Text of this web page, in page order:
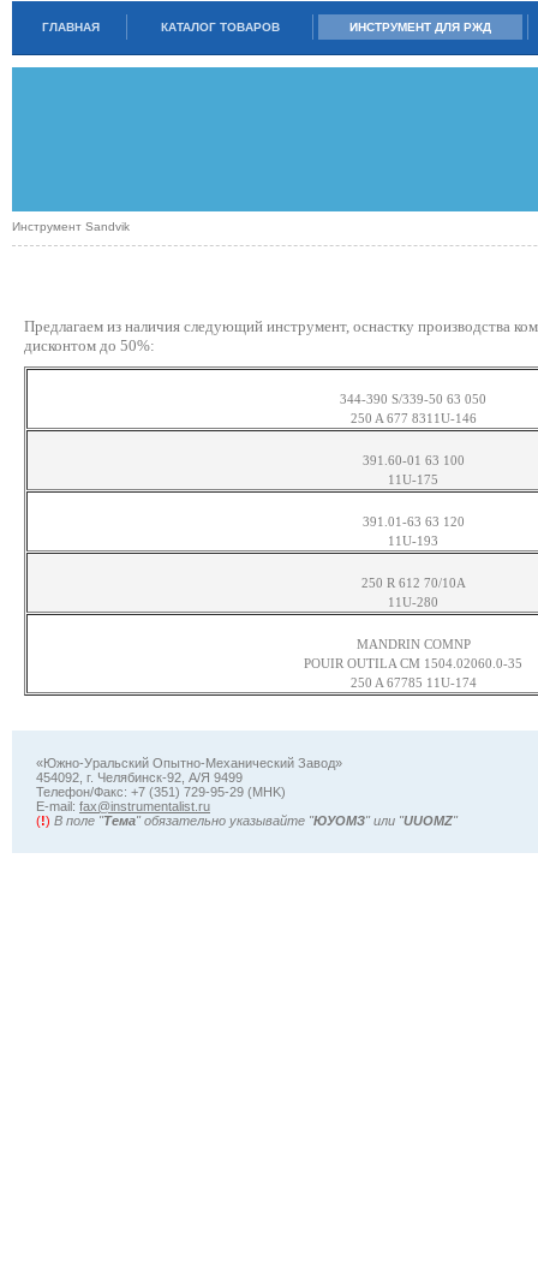
ГЛАВНАЯ КАТАЛОГ ТОВАРОВ ИНСТРУМЕНТ ДЛЯ РЖД
Инструмент Sandvik
Предлагаем из наличия следующий инструмент, оснастку производства
дисконтом до 50%:
344-390 S/339-50 63 050
250 A 677 8311U-146
391.60-01 63 100
11U-175
391.01-63 63 120
11U-193
250 R 612 70/10A
11U-280
MANDRIN COMNP
POUIR OUTILA CM 1504.02060.0-35
250 A 67785 11U-174
«Южно-Уральский Опытно-Механический Завод»
454092, г. Челябинск-92, А/Я 9499
Телефон/Факс: +7 (351) 729-95-29 (MHK)
Е-mail: fax@instrumentalist.ru
(!) В поле "Тема" обязательно указывайте "ЮУОМЗ" или "UUOMZ"